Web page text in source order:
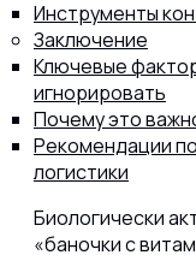
Инструменты
Заключение
Ключевые
игнорировать
Почему это
Рекомендации
логистики
Биологически
«баночки с